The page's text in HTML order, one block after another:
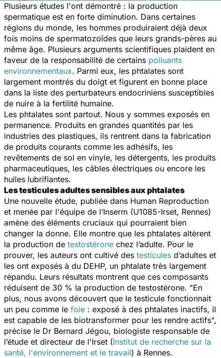
Plusieurs études l'ont démontré : la production
spermatique est en forte diminution. Dans certaines
régions du monde, les hommes produiraient déjà deux
fois moins de spermatozoïdes que leurs grands-pères au
même âge. Plusieurs arguments scientifiques plaident en
faveur de la responsabilité de certains polluants
environnementaux. Parmi eux, les phtalates sont
largement montrés du doigt et figurent en bonne place
dans la liste des perturbateurs endocriniens susceptibles
de nuire à la fertilité humaine.
Les phtalates sont partout. Nous y sommes exposés en
permanence. Produits en grandes quantités par les
industries des plastiques, ils rentrent dans la fabrication
de produits courants comme les adhésifs, les
revêtements de sol en vinyle, les détergents, les produits
pharmaceutiques, les câbles électriques ou encore les
huiles lubrifiantes.
Les testicules adultes sensibles aux phtalates
Une nouvelle étude, publiée dans Human Reproduction
et menée par l'équipe de l’Inserm (U1085-Irset, Rennes)
amène des éléments cruciaux qui pourraient bien
changer la donne. Elle montre que les phtalates altèrent
la production de testostérone chez l’adulte. Pour le
prouver, les auteurs ont cultivé des testicules d’adultes et
les ont exposés à du DEHP, un phtalate très largement
répandu. Leurs résultats montrent que ces composants
réduisent de 30 % la production de testostérone. "En
plus, nous avons découvert que le testicule fonctionnait
un peu comme le foie : exposé à des phtalates inactifs, il
est capable de les biotransformer pour les rendre actifs",
précise le Dr Bernard Jégou, biologiste responsable de
l’étude et directeur de l'Irset (Institut de recherche sur la
santé, l'environnement et le travail) à Rennes.